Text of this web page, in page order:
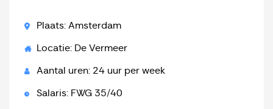
Plaats: Amsterdam
Locatie: De Vermeer
Aantal uren: 24 uur per week
Salaris: FWG 35/40